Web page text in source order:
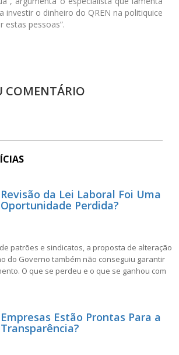
investir o dinheiro do QREN na politiquice
estas pessoas”.
COMENTÁRIO
Revisão da Lei Laboral Foi Uma
Oportunidade Perdida?
patrões e sindicatos, a proposta de alteração
do Governo também não conseguiu garantir
O que se perdeu e o que se ganhou com
Empresas Estão Prontas Para a
Transparência?